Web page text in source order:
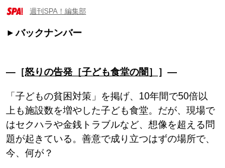
週刊SPA！編集部
バックナンバー
―［怒りの告発［子ども食堂の闇］ ］―
「子どもの貧困対策」を掲げ、10年間で50倍以
上も施設数を増やした子ども食堂。だが、現場で
はセクハラや金銭トラブルなど、想像を超える問
題が起きている。善意で成り立つはずの場所で、
今、何が？